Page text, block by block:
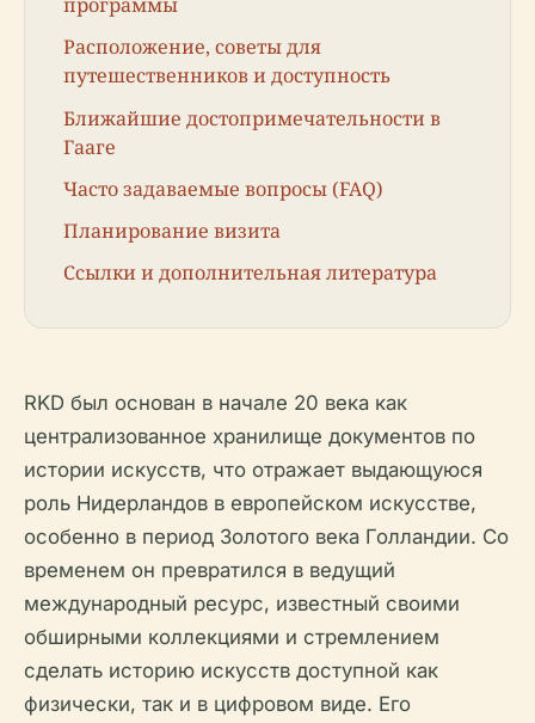
Расположение, советы для
путешественников и доступность
Ближайшие достопримечательности в
Гааге
Часто задаваемые вопросы (FAQ)
Планирование визита
Ссылки и дополнительная литература
RKD был основан в начале 20 века как
централизованное хранилище документов по
истории искусств, что отражает выдающуюся
роль Нидерландов в европейском искусстве,
особенно в период Золотого века Голландии. Со
временем он превратился в ведущий
международный ресурс, известный своими
обширными коллекциями и стремлением
сделать историю искусств доступной как
физически, так и в цифровом виде. Его